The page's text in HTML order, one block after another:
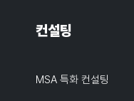
컨설팅
MSA 특화 컨설팅